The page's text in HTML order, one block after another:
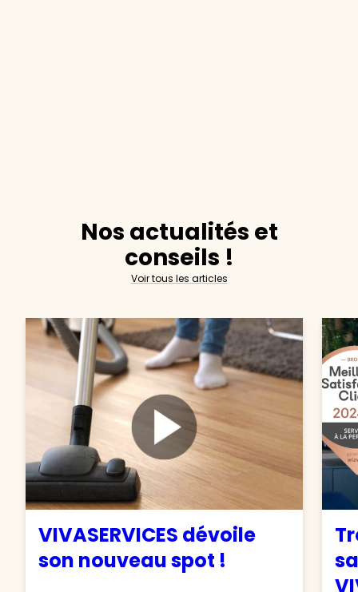
Nos actualités et
conseils !
Voir tous les articles
VIVASERVICES dévoile
son nouveau spot !